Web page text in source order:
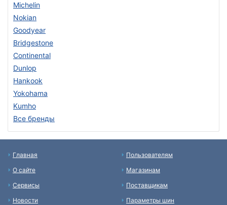
Michelin
Nokian
Goodyear
Bridgestone
Continental
Dunlop
Hankook
Yokohama
Kumho
Все бренды
Главная
О сайте
Сервисы
Новости
Пользователям
Магазинам
Поставщикам
Параметры шин